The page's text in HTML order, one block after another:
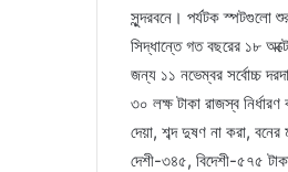
সুন্দরবনে। পর্যটক স্পটগুলো
সিদ্ধান্তে গত বছরের ১৮
জন্য ১১ নভেম্বর সর্বোচ্চ
৩০ লক্ষ টাকা রাজস্ব
দেয়া, শব্দ দুষণ না করা, বনের
দেশী-৩৪৫, বিদেশী-৫৭৫